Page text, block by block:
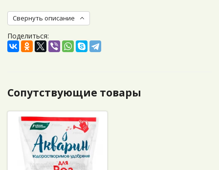
Свернуть описание
Поделиться:
Сопутствующие товары